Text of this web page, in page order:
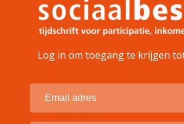
Log in om toegang te krijgen